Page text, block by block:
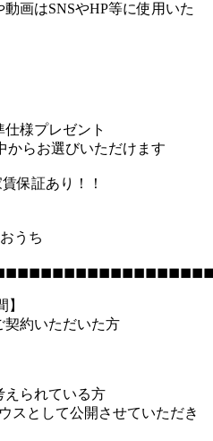
画はSNSやHP等に使用いた
様プレゼント
からお選びいただけます
保証あり！！
うち
契約いただいた方
えられている方
スとして公開させていただき